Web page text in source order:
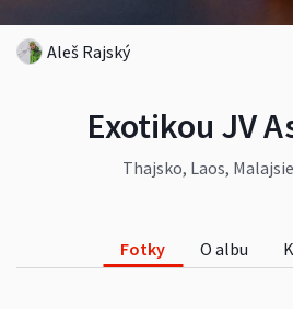
Exotikou JV
Thajsko, Laos,
Aleš Rajský
Fotky O albu